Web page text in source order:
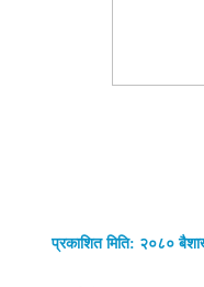
प्रकाशित मिति: २०८०